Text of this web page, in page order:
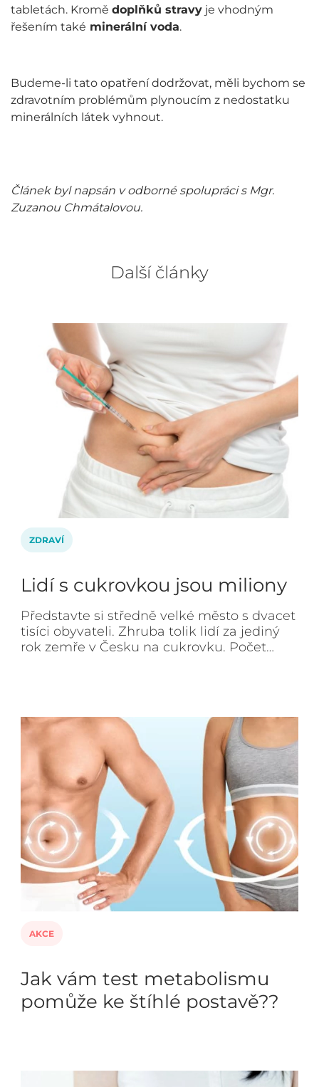
tabletách. Kromě doplňků stravy je vhodným
řešením také minerální voda.
Budeme-li tato opatření dodržovat, měli bychom se
zdravotním problémům plynoucím z nedostatku
minerálních látek vyhnout.
Článek byl napsán v odborné spolupráci s Mgr.
Zuzanou Chmátalovou.
Další články
ZDRAVÍ
Lidí s cukrovkou jsou miliony
Představte si středně velké město s dvacet
tisíci obyvateli. Zhruba tolik lidí za jediný
rok zemře v Česku na cukrovku. Počet…
AKCE
Jak vám test metabolismu
pomůže ke štíhlé postavě??